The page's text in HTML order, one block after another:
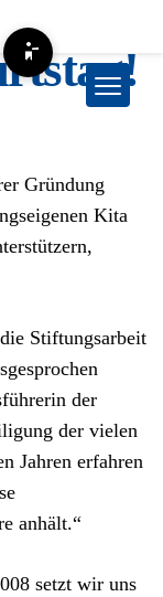
Gründung
Kita
Stiftungsarbeit
der
der vielen
Jahren erfahren
anhält.“
setzt wir uns
Barrierefreiheit-